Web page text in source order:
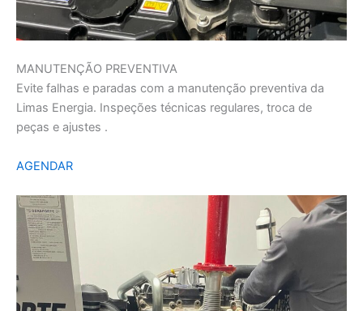
MANUTENÇÃO PREVENTIVA
Evite falhas e paradas com a manutenção preventiva da
Limas Energia. Inspeções técnicas regulares, troca de
peças e ajustes .
AGENDAR